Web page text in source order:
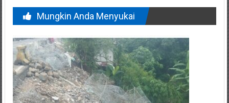
Mungkin Anda Menyukai